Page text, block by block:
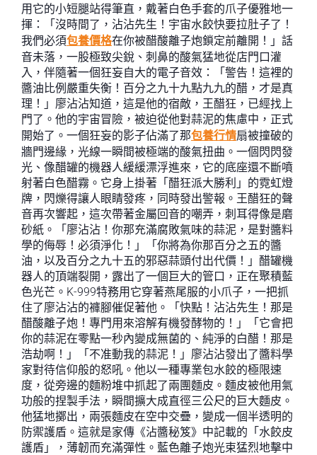
用它的小短腿站得筆直，戴著白色手套的爪子優雅地一
揮：「沒時間了，沾沾先生！宇宙水餃快要拉肚子了！
我們必須包養價格在你被醋酸離子炮鎖定前離開！」話
音未落，一股極致尖銳、刺鼻的酸氣猛地從店門口灌
入，伴隨著一個狂妄自大的電子音效：「警告！這裡的
醬油比例嚴重失衡！百分之九十九點九九的醋，才是真
理！」廖沾沾知道，這是他的宿敵，王醋狂，已經找上
門了。他的宇宙冒險，被迫從他對蒜泥的焦慮中，正式
開始了。一個狂妄的影子佔滿了那包養行情扇被撞破的
牆門邊緣，光線一瞬間被極端的酸氣扭曲。一個閃閃發
光、像醋罐的機器人緩緩漂浮進來，它的底座還不斷噴
射著白色醋霧。它身上掛著「醋狂派大勝利」的霓虹燈
牌，閃爍得讓人眼睛發疼，同時發出警報。王醋狂的聲
音再次響起，這次帶著金屬回音的嘲弄，刺耳得像是磨
砂紙。「廖沾沾！你那充滿腐敗氣味的蒜泥，是對醬料
學的侮辱！必須淨化！」「你將為你那百分之五的醬
油，以及百分之九十五的邪惡蒜頭付出代價！」醋罐機
器人的頂端裂開，露出了一個巨大的管口，正在聚積藍
色光芒。K-999特務用它穿著燕尾服的小爪子，一把抓
住了廖沾沾的褲腳催促著他。「快點！沾沾先生！那是
醋酸離子炮！專門用來溶解有機發酵物的！」「它會把
你的蒜泥在零點一秒內變成無菌的、純淨的白醋！那是
浩劫啊！」「不准動我的蒜泥！」廖沾沾發出了醬料學
家對待信仰般的怒吼。他以一種專業包水餃的極限速
度，從旁邊的麵粉堆中抓起了兩團麵皮。麵皮被他用氣
功般的捏製手法，瞬間擴大成直徑三公尺的巨大麵皮。
他猛地擲出，兩張麵皮在空中交疊，變成一個半透明的
防禦護盾。這就是家傳《沾醬秘笈》中記載的「水餃皮
護盾」，薄韌而充滿彈性。藍色離子炮光束猛烈地擊中